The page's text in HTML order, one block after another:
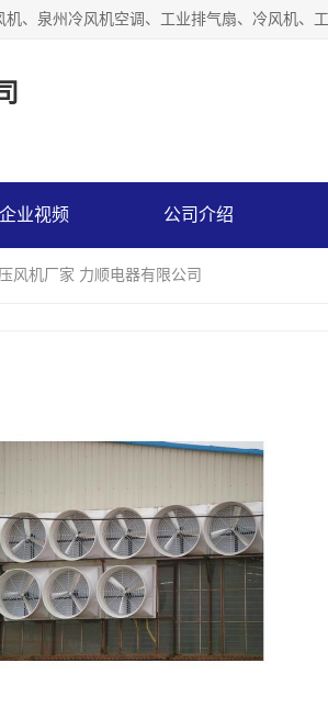
企业视频 公司介绍
风机厂家 力顺电器有限公司